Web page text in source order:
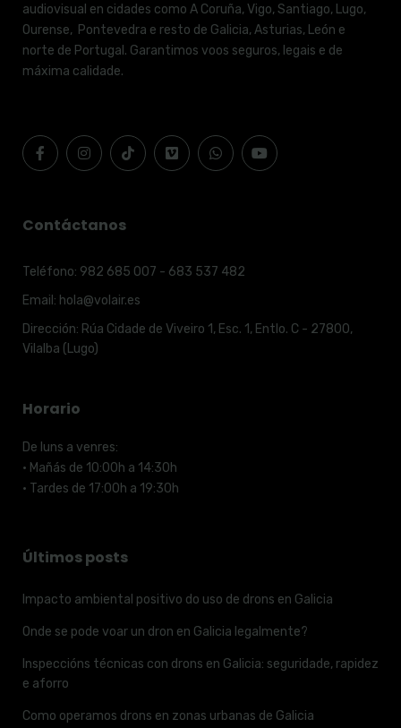
audiovisual en cidades como A Coruña, Vigo, Santiago, Lugo,
Ourense, Pontevedra e resto de Galicia, Asturias, León e
norte de Portugal. Garantimos voos seguros, legais e de
máxima calidade.
Contáctanos
Teléfono: 982 685 007 - 683 537 482
Email: hola@volair.es
Dirección: Rúa Cidade de Viveiro 1, Esc. 1, Entlo. C - 27800,
Vilalba (Lugo)
Horario
De luns a venres:
· Mañás de 10:00h a 14:30h
· Tardes de 17:00h a 19:30h
Últimos posts
Impacto ambiental positivo do uso de drons en Galicia
Onde se pode voar un dron en Galicia legalmente?
Inspeccións técnicas con drons en Galicia: seguridade, rapidez
e aforro
Como operamos drons en zonas urbanas de Galicia